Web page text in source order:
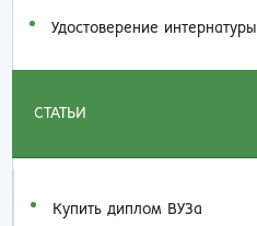
Удостоверение интернатуры
СТАТЬИ
Купить диплом ВУЗа